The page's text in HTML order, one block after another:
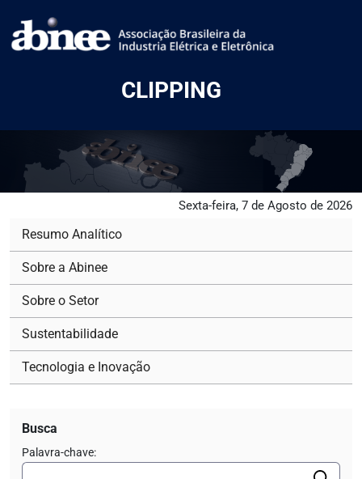
CLIPPING
Sexta-feira, 7 de Agosto de 2026
Resumo Analítico
Sobre a Abinee
Sobre o Setor
Sustentabilidade
Tecnologia e Inovação
Busca
Palavra-chave: